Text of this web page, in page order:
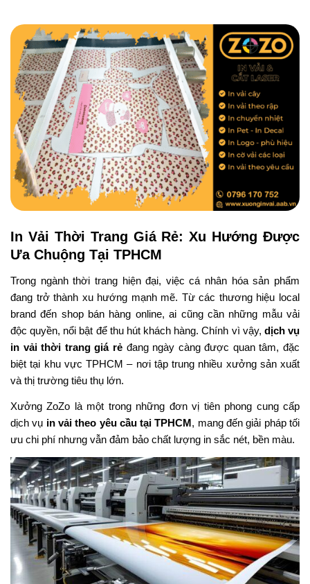
In Vải Thời Trang Giá Rẻ: Xu Hướng Được
Ưa Chuộng Tại TPHCM
Trong ngành thời trang hiện đại, việc cá nhân hóa sản phẩm
đang trở thành xu hướng mạnh mẽ. Từ các thương hiệu local
brand đến shop bán hàng online, ai cũng cần những mẫu vải
độc quyền, nổi bật để thu hút khách hàng. Chính vì vậy, dịch vụ
in vải thời trang giá rẻđang ngày càng được quan tâm, đặc
biệt tại khu vực TPHCM – nơi tập trung nhiều xưởng sản xuất
và thị trường tiêu thụ lớn.
Xưởng ZoZo là một trong những đơn vị tiên phong cung cấp
dịch vụ in vải theo yêu cầu tại TPHCM, mang đến giải pháp tối
ưu chi phí nhưng vẫn đảm bảo chất lượng in sắc nét, bền màu.